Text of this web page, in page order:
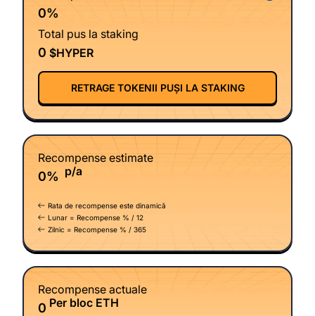
0%
Total pus la staking
0 $HYPER
RETRAGE TOKENII PUȘI LA STAKING
Recompense estimate
0% p/a
Rata de recompense este dinamică
Lunar = Recompense % / 12
Zilnic = Recompense % / 365
Recompense actuale
0 Per bloc ETH